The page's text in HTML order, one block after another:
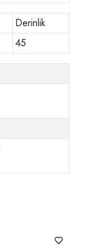
Derinlik
45